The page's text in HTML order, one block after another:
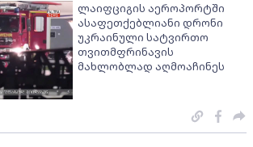
ლაიფციგის აეროპორტში
ასაფეთქებლიანი დრონი
უკრაინული სატვირთო
თვითმფრინავის
მახლობლად აღმოაჩინეს